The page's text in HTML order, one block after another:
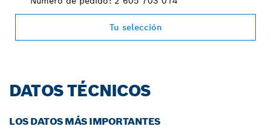
Tu selección
DATOS TÉCNICOS
LOS DATOS MÁS IMPORTANTES